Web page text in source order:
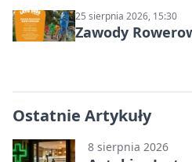
25 sierpnia 2026, 15:30
Zawody
Ostatnie Artykuły
8 sierpnia 2026